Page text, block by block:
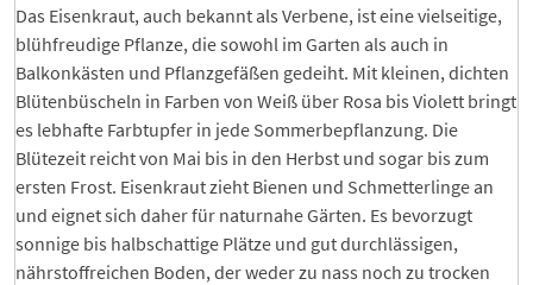
Das Eisenkraut, auch bekannt als Verbene, ist eine vielseitige,
blühfreudige Pflanze, die sowohl im Garten als auch in
Balkonkästen und Pflanzgefäßen gedeiht. Mit kleinen, dichten
Blütenbüscheln in Farben von Weiß über Rosa bis Violett bringt
es lebhafte Farbtupfer in jede Sommerbepflanzung. Die
Blütezeit reicht von Mai bis in den Herbst und sogar bis zum
ersten Frost. Eisenkraut zieht Bienen und Schmetterlinge an
und eignet sich daher für naturnahe Gärten. Es bevorzugt
sonnige bis halbschattige Plätze und gut durchlässigen,
nährstoffreichen Boden, der weder zu nass noch zu trocken